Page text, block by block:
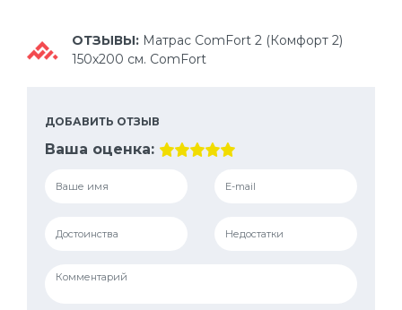
ОТЗЫВЫ: Матрас ComFort 2 (Комфорт 2)
150х200 см. ComFort
ДОБАВИТЬ ОТЗЫВ
Ваша оценка: